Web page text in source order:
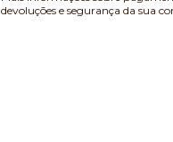
devoluções e segurança da sua